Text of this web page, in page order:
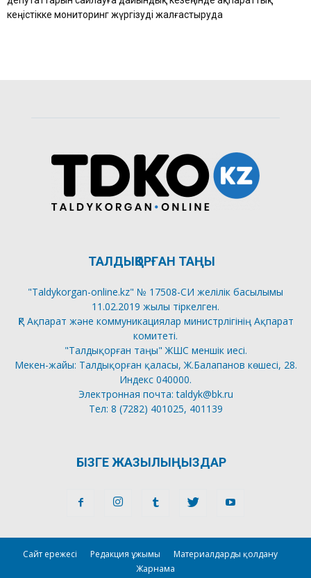
кеңістікке мониторинг жүргізуді жалғастыруда
ТАЛДЫҚОРҒАН ТАҢЫ
"Taldykorgan-online.kz" № 17508-СИ желілік басылымы
11.02.2019 жылы тіркелген.
ҚР Ақпарат және коммуникациялар министрлігінің Ақпарат
комитеті.
"Талдықорған таңы" ЖШС меншік иесі.
Мекен-жайы: Талдықорған қаласы, Ж.Балапанов көшесі, 28.
Индекс 040000.
Электронная почта: taldyk@bk.ru
Тел: 8 (7282) 401025, 401139
БІЗГЕ ЖАЗЫЛЫҢЫЗДАР
Сайт ережесі Редакция ұжымы
Материалдарды қолдану
Жарнама